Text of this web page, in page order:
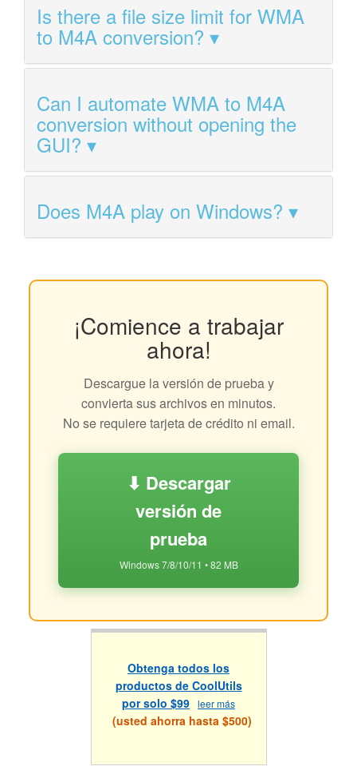
Is there a file size limit for WMA
to M4A conversion?
Can I automate WMA to M4A
conversion without opening the
GUI?
Does M4A play on Windows?
¡Comience a trabajar
ahora!
Descargue la versión de prueba y
convierta sus archivos en minutos.
No se requiere tarjeta de crédito ni email.
⬇ Descargar
versión de
prueba
Windows 7/8/10/11 • 82 MB
Obtenga todos los
productos de CoolUtils
por solo $99 leer más
(usted ahorra hasta $500)